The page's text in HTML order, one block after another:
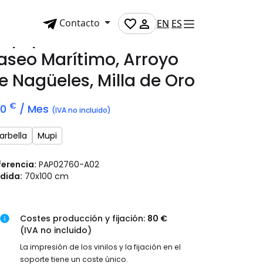
Contacto EN ES
publicitario en
Marítimo, Arroyo
Nagüeles, Milla de Oro
€ / Mes (IVA no incluido)
Mupi
PAP02760-A02
70x100 cm
Costes producción y fijación: 80 €
(IVA no incluido)
La impresión de los vinilos y la fijación en el
soporte tiene un coste único.